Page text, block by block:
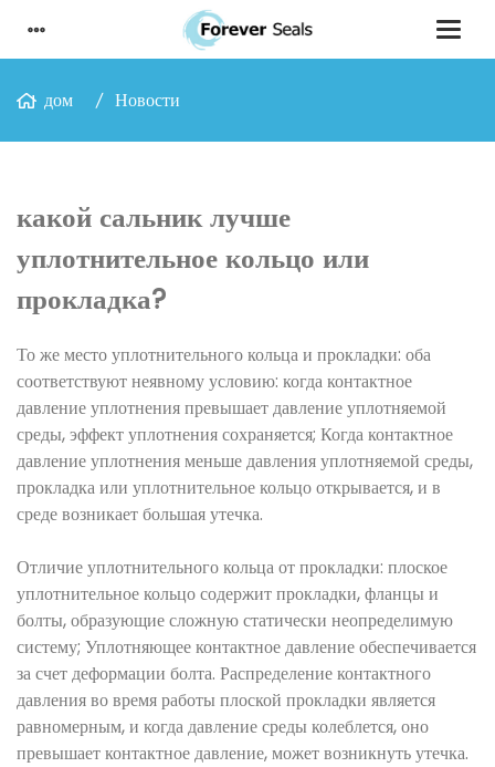
дом Новости
какой сальник лучше
уплотнительное кольцо или
прокладка?
То же место уплотнительного кольца и прокладки: оба
соответствуют неявному условию: когда контактное
давление уплотнения превышает давление уплотняемой
среды, эффект уплотнения сохраняется; Когда контактное
давление уплотнения меньше давления уплотняемой среды,
прокладка или уплотнительное кольцо открывается, и в
среде возникает большая утечка.
Отличие уплотнительного кольца от прокладки: плоское
уплотнительное кольцо содержит прокладки, фланцы и
болты, образующие сложную статически неопределимую
систему; Уплотняющее контактное давление обеспечивается
за счет деформации болта. Распределение контактного
давления во время работы плоской прокладки является
равномерным, и когда давление среды колеблется, оно
превышает контактное давление, может возникнуть утечка.